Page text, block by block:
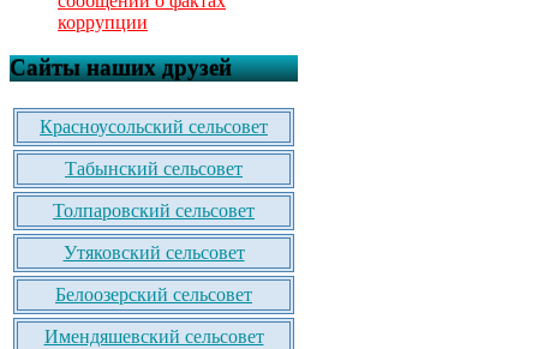
коррупции
Сайты наших друзей
Красноусольский сельсовет
Табынский сельсовет
Толпаровский сельсовет
Утяковский сельсовет
Белоозерский сельсовет
Имендяшевский сельсовет